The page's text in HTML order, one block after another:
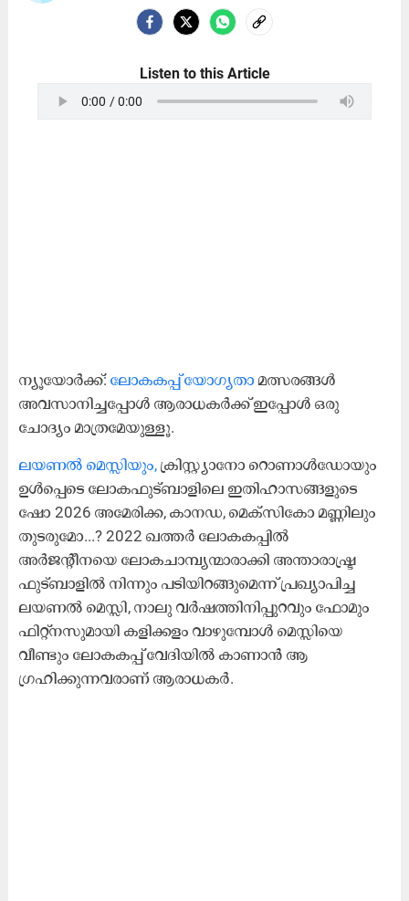
Listen to this Article
ന്യൂയോർക്ക്: ലോകകപ്പ് യോഗ്യതാമത്സരങ്ങൾ
അവസാനിച്ചപ്പോൾ ആരാധകർക്ക് ഇപ്പോൾ ഒരു
ചോദ്യം മാത്രമേയുള്ളൂ.
ലയണൽ മെസ്സിയും,ക്രിസ്റ്റ്യാനോ റൊണാൾഡോയും
ഉൾപ്പെടെ ലോകഫുട്ബാളിലെ ഇതിഹാസങ്ങളുടെ
ഷോ 2026 ​അമേരിക്ക, കാനഡ, മെക്സികോ മണ്ണിലും
തുടരുമോ...? 2022 ഖത്തർ ലോകകപ്പിൽ
അർജന്റീനയെ ലോകചാമ്പ്യന്മാരാക്കി അന്താരാഷ്ട്ര
ഫുട്ബാളിൽ നിന്നും പടിയിറങ്ങുമെന്ന് പ്രഖ്യാപിച്ച
ലയണൽ മെസ്സി, നാലു വർഷത്തിനിപ്പുറവും ഫോമും
ഫിറ്റ്നസുമായി കളിക്കളം വാഴുമ്പോൾ മെസ്സിയെ
വീണ്ടും ലോകകപ്പ് വേദിയിൽ കാണാൻ ആ​
ഗ്രഹിക്കുന്നവരാണ് ആരാധകർ.